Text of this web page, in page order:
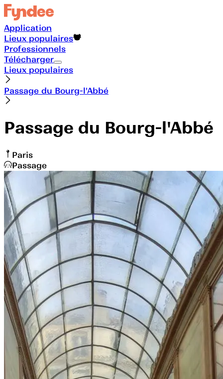
Application
Lieux populaires
Professionnels
Télécharger
Lieux populaires
Passage du Bourg-l'Abbé
Passage du Bourg-l'Abbé
Paris
Passage